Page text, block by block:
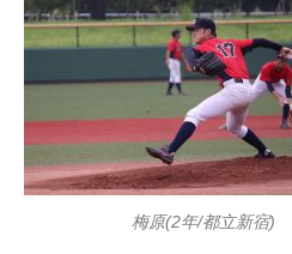
梅原(2年/都立新宿)